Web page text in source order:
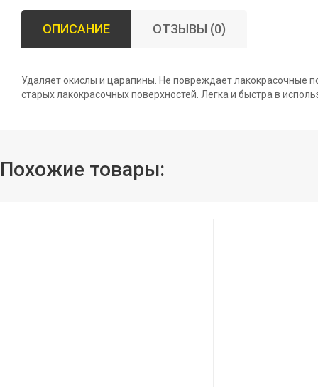
ОПИСАНИЕ ОТЗЫВЫ (0)
Удаляет окислы и царапины. Не повреждает лакокрасочные
старых лакокрасочных поверхностей. Легка и быстра в
Похожие товары: